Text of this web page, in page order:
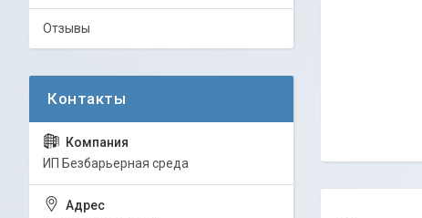
Отзывы
ИП Безбарьерная среда